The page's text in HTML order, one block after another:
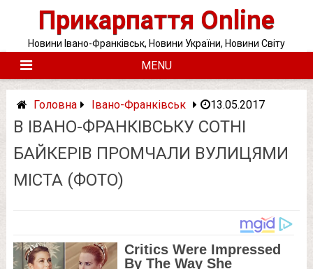
Прикарпаття Online
Новини Івано-Франківськ, Новини України, Новини Світу
MENU
Головна Івано-Франківськ 13.05.2017
В ІВАНО-ФРАНКІВСЬКУ СОТНІ
БАЙКЕРІВ ПРОМЧАЛИ ВУЛИЦЯМИ
МІСТА (ФОТО)